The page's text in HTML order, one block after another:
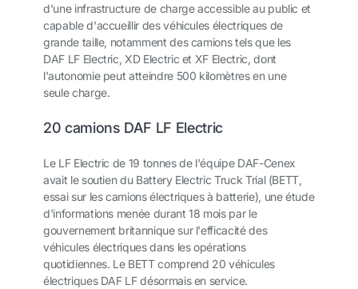
d'une infrastructure de charge accessible au public et
capable d'accueillir des véhicules électriques de
grande taille, notamment des camions tels que les
DAF LF Electric, XD Electric et XF Electric, dont
l'autonomie peut atteindre 500 kilomètres en une
seule charge.
20 camions DAF LF Electric
Le LF Electric de 19 tonnes de l'équipe DAF-Cenex
avait le soutien du Battery Electric Truck Trial (BETT,
essai sur les camions électriques à batterie), une étude
d'informations menée durant 18 mois par le
gouvernement britannique sur l'efficacité des
véhicules électriques dans les opérations
quotidiennes. Le BETT comprend 20 véhicules
électriques DAF LF désormais en service.